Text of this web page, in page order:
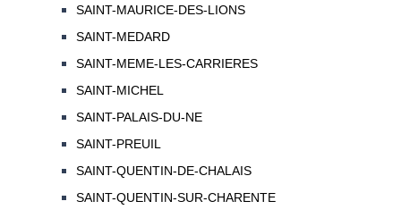
SAINT-MAURICE-DES-LIONS
SAINT-MEDARD
SAINT-MEME-LES-CARRIERES
SAINT-MICHEL
SAINT-PALAIS-DU-NE
SAINT-PREUIL
SAINT-QUENTIN-DE-CHALAIS
SAINT-QUENTIN-SUR-CHARENTE